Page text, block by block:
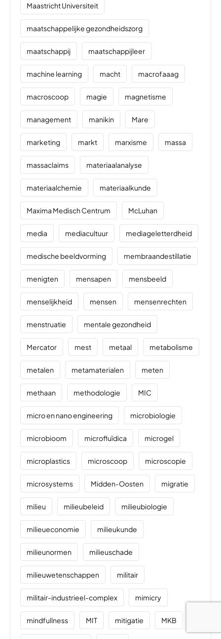
Maastricht Universiteit
maatschappelijke gezondheidszorg
maatschappij maatschappijleer
machine learning macht macrofaaag
macroscoop magie magnetisme
management manikin Mare
marketing markt marxisme massa
massaclaims materiaalanalyse
materiaalchemie materiaalkunde
Maxima Medisch Centrum McLuhan
media mediacultuur mediageletterdheid
medische beeldvorming membraandestillatie
menigten mensapen mensbeeld
menselijkheid mensen mensenrechten
menstruatie mentale gezondheid
Mercator mest metaal metabolisme
metalen metamaterialen meten
methaan methodologie MIC
micro en nano engineering microbiologie
microbioom microfluïdica microgel
microplastics microscoop microscopie
microsystems Midden-Oosten migratie
milieu milieubeleid milieubiologie
milieueconomie milieukunde
milieunormen milieuschade
milieuwetenschappen militair
militair-industrieel-complex mimicry
mindfullness MIT mitigatie MKB